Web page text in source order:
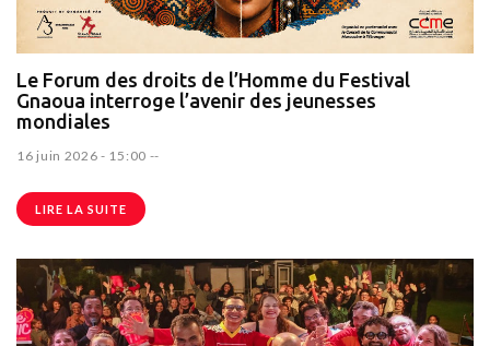
Le Forum des droits de l’Homme du Festival
Gnaoua interroge l’avenir des jeunesses
mondiales
16 juin 2026 - 15:00 --
LIRE LA SUITE